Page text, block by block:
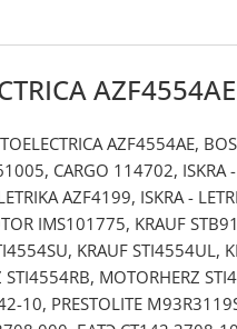
AZF4554AE
AZF4554AE,
CARGO 114702, ISKRA -
AZF4199, ISKRA -
IMS101775, KRAUF
KRAUF STI4554UL,
MOTORHERZ
10, PRESTOLITE